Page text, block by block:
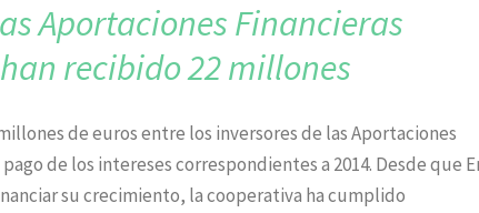
Aportaciones Financieras
recibido 22 millones
de euros entre los inversores de las Aportaciones
de los intereses correspondientes a 2014. Desde que
su crecimiento, la cooperativa ha cumplido